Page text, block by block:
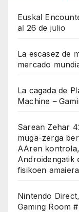
Euskal
al 26 de julio
La escasez de
mercado
La cagada de
Machine –
Sarean Zehar
muga-zerga
AAren
Androidengatik
fisikoen amaiera
Nintendo
Gaming Room